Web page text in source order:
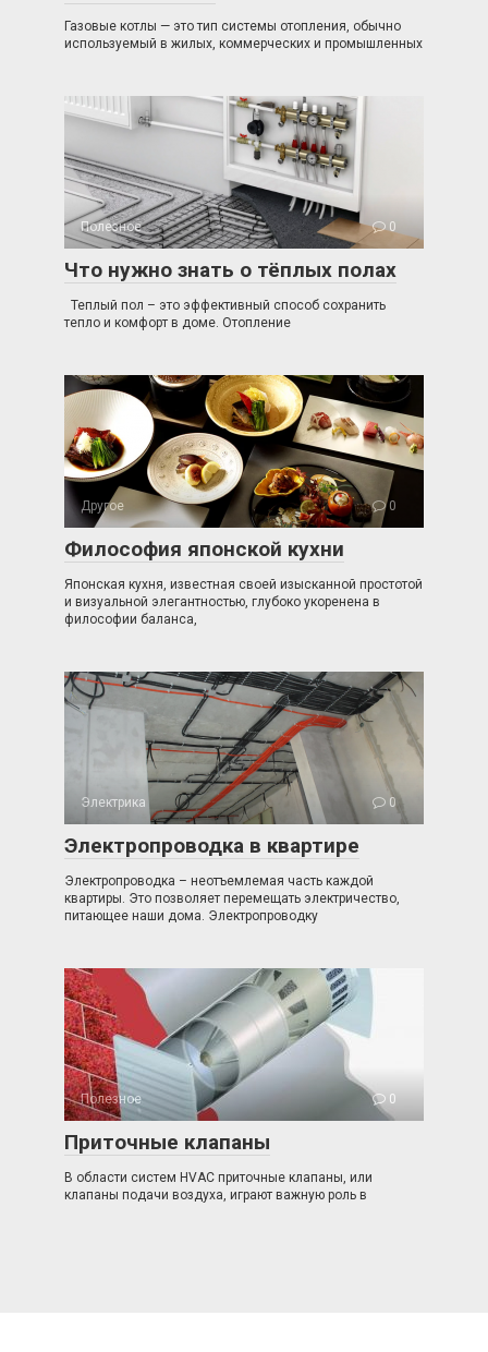
Газовые котлы — это тип системы отопления, обычно
используемый в жилых, коммерческих и промышленных
Полезное 0
Что нужно знать о тёплых полах
Теплый пол – это эффективный способ сохранить
тепло и комфорт в доме. Отопление
Другое 0
Философия японской кухни
Японская кухня, известная своей изысканной простотой
и визуальной элегантностью, глубоко укоренена в
философии баланса,
Электрика 0
Электропроводка в квартире
Электропроводка – неотъемлемая часть каждой
квартиры. Это позволяет перемещать электричество,
питающее наши дома. Электропроводку
Полезное 0
Приточные клапаны
В области систем HVAC приточные клапаны, или
клапаны подачи воздуха, играют важную роль в